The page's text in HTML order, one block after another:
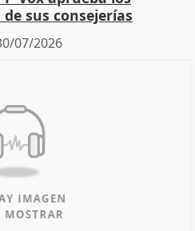
sus consejerías
07/2026